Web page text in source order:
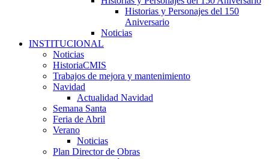
Historias y Personajes del 150
Aniversario
Noticias
INSTITUCIONAL
Noticias
HistoriaCMIS
Trabajos de mejora y mantenimiento
Navidad
Actualidad Navidad
Semana Santa
Feria de Abril
Verano
Noticias
Plan Director de Obras